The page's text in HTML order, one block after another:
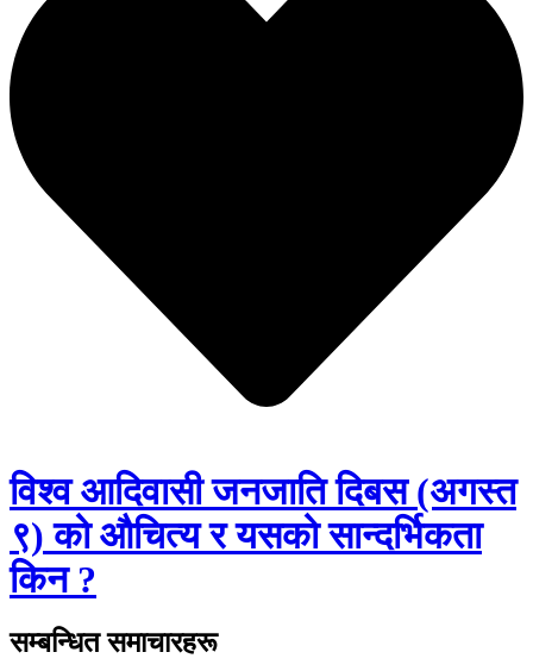
विश्व आदिवासी जनजाति दिबस (अगस्त
९) को औचित्य र यसको सान्दर्भिकता
किन ?
सम्बन्धित समाचारहरू